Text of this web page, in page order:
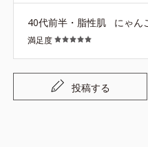
UVパウダーを重ねる前に
はケースです。ポーチの中
たままにしていますが、だ
用の専用ケースがあるとう
40代前半・脂性肌 にゃん
満足度
投稿する